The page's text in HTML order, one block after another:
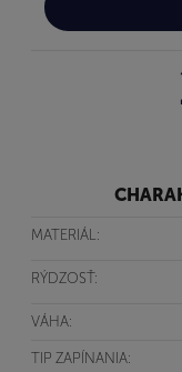
MATERIÁL:
RÝDZOSŤ:
VÁHA:
TIP ZAPÍNANIA: